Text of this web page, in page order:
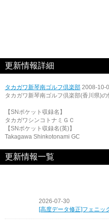
更新情報詳細
タカガワ新琴南ゴルフ倶楽部 2008-10-
タカガワ新琴南ゴルフ倶楽部(香川県)の
【SNポケット収録名】
タカガワシンコトナミＧＣ
【SNポケット収録名(英)】
Takagawa Shinkotonami GC
更新情報一覧
2026-07-30
[高度データ修正]フェニッ